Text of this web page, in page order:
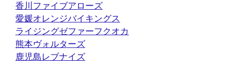
香川ファイブアローズ
愛媛オレンジバイキングス
ライジングゼファーフクオカ
熊本ヴォルターズ
鹿児島レブナイズ